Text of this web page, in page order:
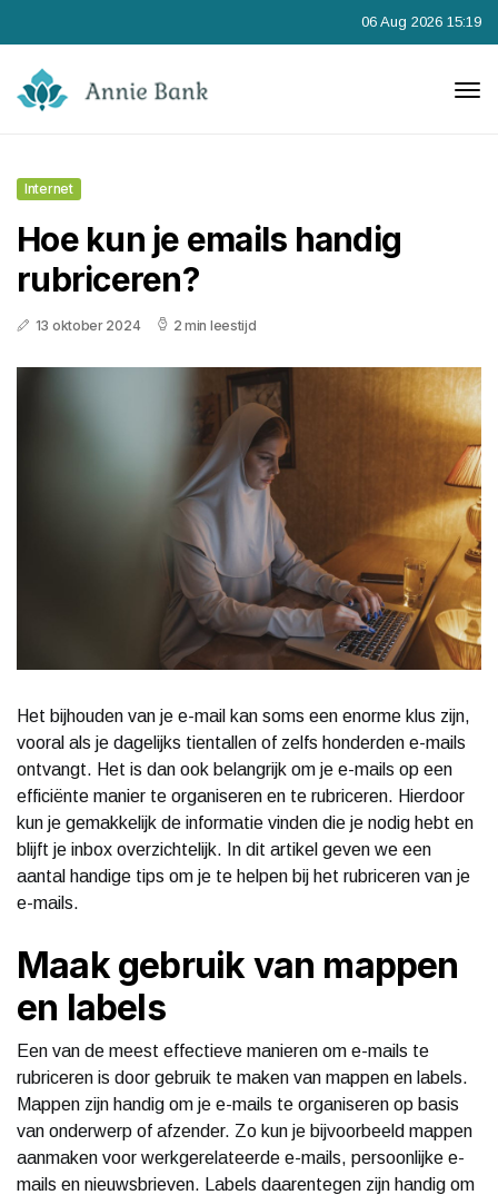
06 Aug 2026 15:19
Internet
Hoe kun je emails handig
rubriceren?
13 oktober 2024 2 min leestijd
Het bijhouden van je e-mail kan soms een enorme klus zijn,
vooral als je dagelijks tientallen of zelfs honderden e-mails
ontvangt. Het is dan ook belangrijk om je e-mails op een
efficiënte manier te organiseren en te rubriceren. Hierdoor
kun je gemakkelijk de informatie vinden die je nodig hebt en
blijft je inbox overzichtelijk. In dit artikel geven we een
aantal handige tips om je te helpen bij het rubriceren van je
e-mails.
Maak gebruik van mappen
en labels
Een van de meest effectieve manieren om e-mails te
rubriceren is door gebruik te maken van mappen en labels.
Mappen zijn handig om je e-mails te organiseren op basis
van onderwerp of afzender. Zo kun je bijvoorbeeld mappen
aanmaken voor werkgerelateerde e-mails, persoonlijke e-
mails en nieuwsbrieven. Labels daarentegen zijn handig om